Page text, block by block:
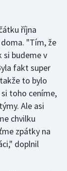
října
"Tím, že
si budeme v
fakt super
to bylo
toho ceníme,
Ale asi
chvilku
zpátky na
doplnil